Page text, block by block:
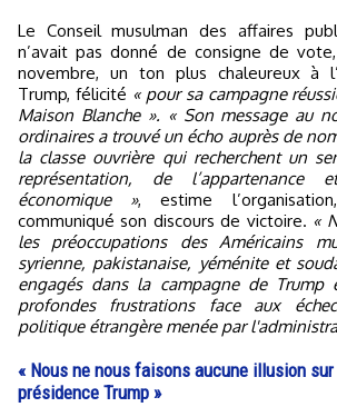
Le Conseil musulman des affaires
n’avait pas donné de consigne de
novembre, un ton plus chaleureux à
Trump, félicité « pour sa campagne
Maison Blanche ». « Son message au
ordinaires a trouvé un écho auprès de
la classe ouvrière qui recherchent un
représentation, de
économique », estime
communiqué son discours de victoire. «
les préoccupations des Américains
syrienne, pakistanaise, yéménite et
engagés dans la campagne de Trump
profondes frustrations face aux
politique étrangère menée par
« Nous ne nous faisons aucune illusion sur
présidence Trump »